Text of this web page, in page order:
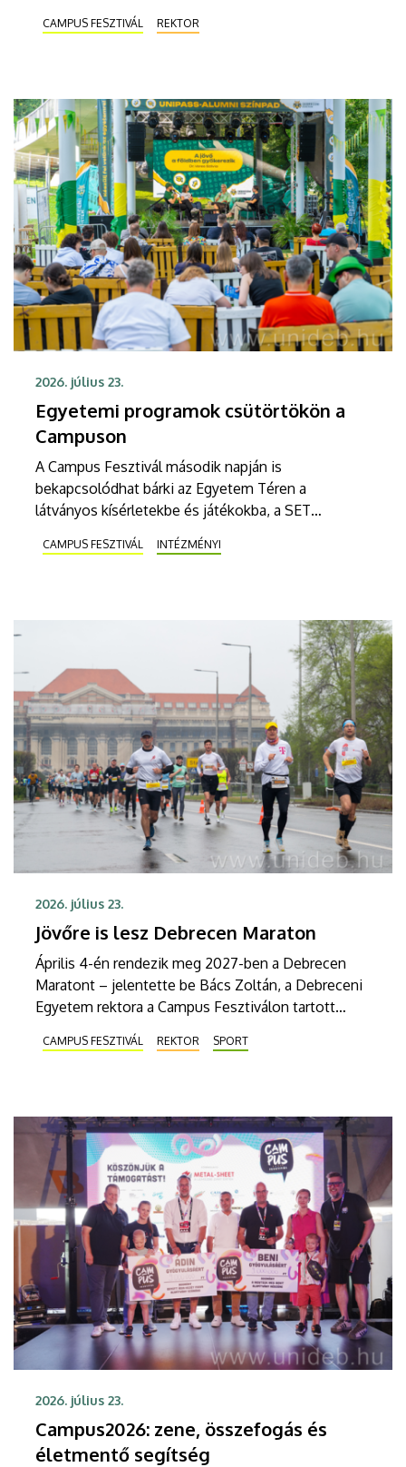
project közös formációja robbantja be az estét a
vadonatúj feldolgozásokkal is várják a közönséget.
CAMPUS FESZTIVÁL REKTOR
2026. július 23.
Egyetemi programok csütörtökön a
Campuson
A Campus Fesztivál második napján is
bekapcsolódhat bárki az Egyetem Téren a
látványos kísérletekbe és játékokba, a SET
Központban pedig újra megnyílik az Egészségpont.
Az Unipass-Alumni Színpadon délután érdekes
tartják a Pont iDE Partit. A Debreceni Egyetem
Színpadon is egymást váltják majd a sztárok, a
Follow The Flow és KKevin is színpadra lép.
CAMPUS FESZTIVÁL INTÉZMÉNYI
2026. július 23.
Jövőre is lesz Debrecen Maraton
Április 4-én rendezik meg 2027-ben a Debrecen
Maratont – jelentette be Bács Zoltán, a Debreceni
Egyetem rektora a Campus Fesztiválon tartott
olyan közösségi ünnep, amelyen sportolók és
CAMPUS FESZTIVÁL REKTOR SPORT
2026. július 23.
Campus2026: zene, összefogás és
életmentő segítség